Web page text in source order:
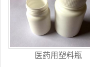
医药用塑料瓶